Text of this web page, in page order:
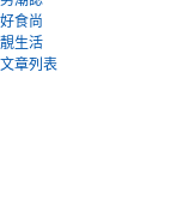
好食尚
靚生活
文章列表